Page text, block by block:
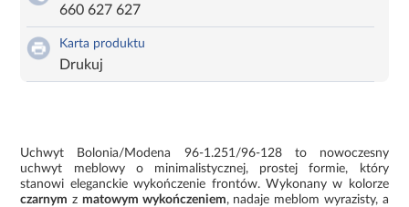
660 627 627
Karta produktu
Drukuj
Uchwyt Bolonia/Modena 96-1.251/96-128 to nowoczesny
uchwyt meblowy o minimalistycznej, prostej formie, który
stanowi eleganckie wykończenie frontów. Wykonany w kolorze
czarnym z matowym wykończeniem, nadaje meblom wyrazisty, a